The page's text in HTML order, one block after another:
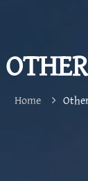
Home